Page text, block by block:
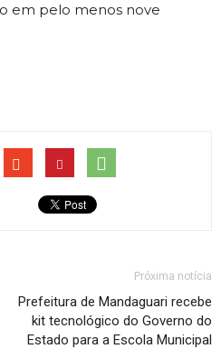
em pelo menos nove
Próxima notícia
Prefeitura de Mandaguari recebe
kit tecnológico do Governo do
Estado para a Escola Municipal